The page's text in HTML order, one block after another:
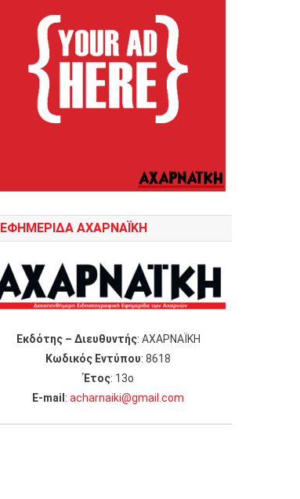
ΕΦΗΜΕΡΙΔΑ ΑΧΑΡΝΑΪΚΗ
Εκδότης – Διευθυντής: ΑΧΑΡΝΑΪΚΗ
Κωδικός Εντύπου: 8618
Έτος: 13ο
Ε-mail :acharnaiki@gmail.com